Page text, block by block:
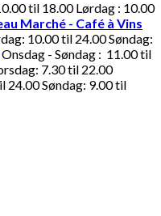
til 18.00 Lørdag : 10.00
Marché - Café à Vins
10.00 til 24.00 Søndag:
Onsdag - Søndag : 11.00 til
7.30 til 22.00
24.00 Søndag: 9.00 til